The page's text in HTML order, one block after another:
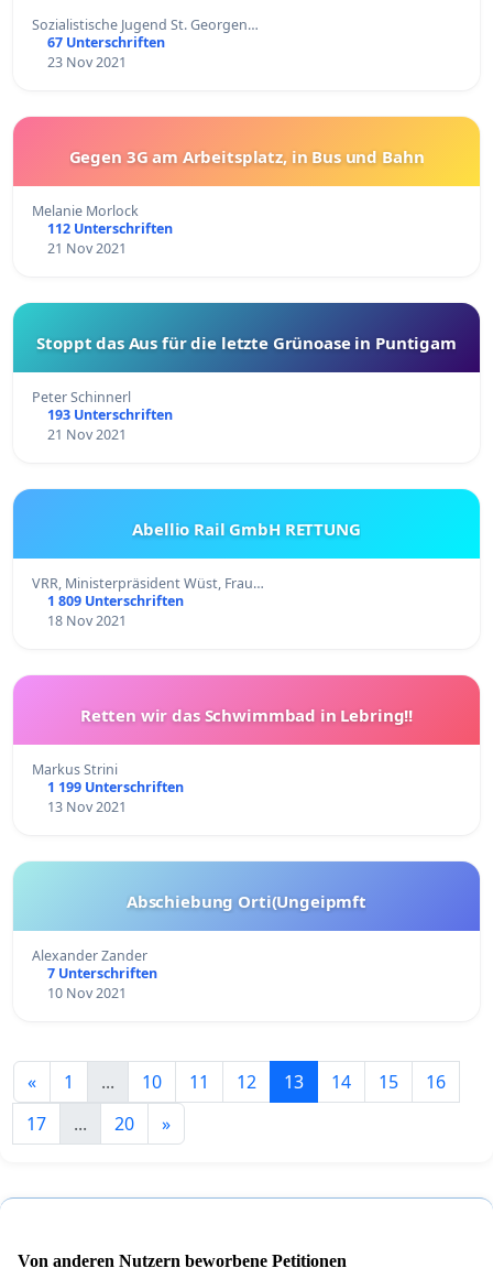
Sozialistische Jugend St. Georgen…
67 Unterschriften
23 Nov 2021
Gegen 3G am Arbeitsplatz, in Bus und Bahn
Melanie Morlock
112 Unterschriften
21 Nov 2021
Stoppt das Aus für die letzte Grünoase in Puntigam
Peter Schinnerl
193 Unterschriften
21 Nov 2021
Abellio Rail GmbH RETTUNG
VRR, Ministerpräsident Wüst, Frau…
1 809 Unterschriften
18 Nov 2021
Retten wir das Schwimmbad in Lebring!!
Markus Strini
1 199 Unterschriften
13 Nov 2021
Abschiebung Orti(Ungeipmft
Alexander Zander
7 Unterschriften
10 Nov 2021
« 1 ... 10 11 12 13 14 15
16
17
... 20 »
Von anderen Nutzern beworbene Petitionen